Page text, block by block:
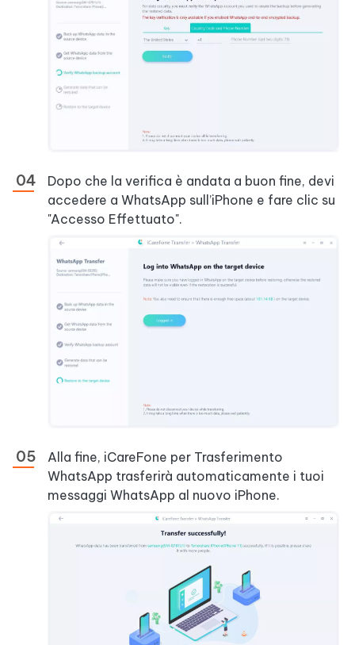
Dopo che la verifica è andata a buon fine, devi
accedere a WhatsApp sull’iPhone e fare clic su
"Accesso Effettuato".
Alla fine, iCareFone per Trasferimento
WhatsApp trasferirà automaticamente i tuoi
messaggi WhatsApp al nuovo iPhone.